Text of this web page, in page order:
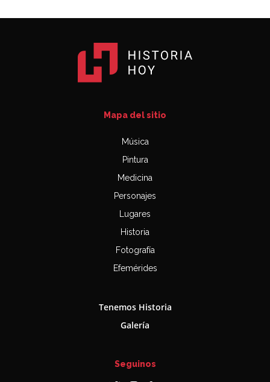
Mapa del sitio
Música
Pintura
Medicina
Personajes
Lugares
Historia
Fotografía
Efemérides
Tenemos Historia
Galería
Seguinos